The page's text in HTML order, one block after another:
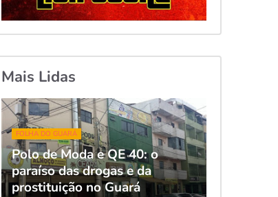
Mais Lidas
FOLHA DO GUARÁ
Polo de Moda e QE 40: o
paraíso das drogas e da
prostituição no Guará